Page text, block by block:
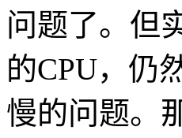
问题了。但
的CPU，仍
慢的问题。